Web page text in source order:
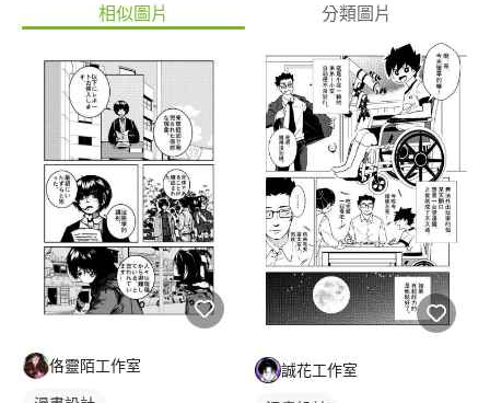
相似圖片 分類圖片
佫靈陌工作室 誠花工作室